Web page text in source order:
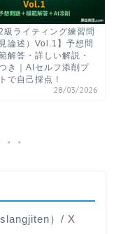
2級ライティング練習問
論述）Vol.1】予想問
解答・詳しい解説・
き｜AIセルフ添削プ
で自己採点！
28/03/2026
）/ X